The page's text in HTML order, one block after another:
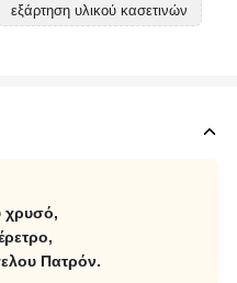
εξάρτηση υλικού κασετινών
χρυσό,
,
Πατρόν.